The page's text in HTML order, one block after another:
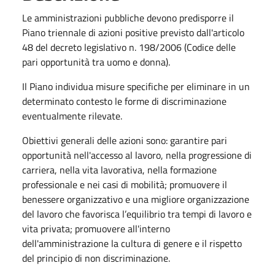
Le amministrazioni pubbliche devono predisporre il
Piano triennale di azioni positive previsto dall'articolo
48 del decreto legislativo n. 198/2006 (Codice delle
pari opportunità tra uomo e donna).
Il Piano individua misure specifiche per eliminare in un
determinato contesto le forme di discriminazione
eventualmente rilevate.
Obiettivi generali delle azioni sono: garantire pari
opportunità nell'accesso al lavoro, nella progressione di
carriera, nella vita lavorativa, nella formazione
professionale e nei casi di mobilità; promuovere il
benessere organizzativo e una migliore organizzazione
del lavoro che favorisca l’equilibrio tra tempi di lavoro e
vita privata; promuovere all'interno
dell'amministrazione la cultura di genere e il rispetto
del principio di non discriminazione.